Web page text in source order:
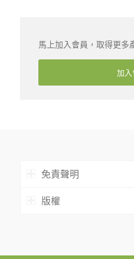
馬上加入會員，取得更多
加入
免責聲明
版權